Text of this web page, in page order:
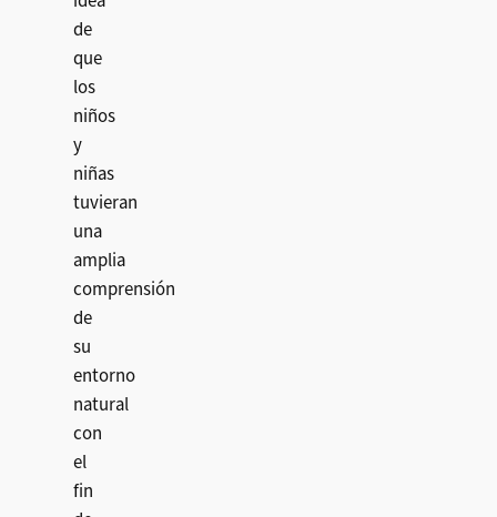
de
que
los
niños
y
niñas
tuvieran
una
amplia
comprensión
de
su
entorno
natural
con
el
fin